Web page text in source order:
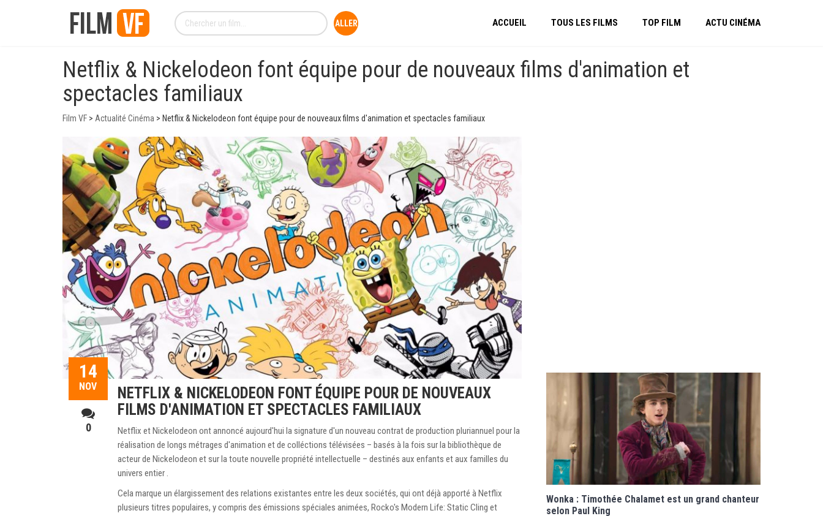
ACCUEIL TOUS LES FILMS TOP FILM ACTU CINÉMA
Netflix & Nickelodeon font équipe pour de nouveaux films d'animation et
spectacles familiaux
Film VF > Actualité Cinéma > Netflix & Nickelodeon font équipe pour de nouveaux films d'animation et spectacles familiaux
14
NOV
0
NETFLIX & NICKELODEON FONT ÉQUIPE POUR DE NOUVEAUX
FILMS D'ANIMATION ET SPECTACLES FAMILIAUX
Netflix et Nickelodeon ont annoncé aujourd'hui la signature d'un nouveau contrat de production pluriannuel pour la
réalisation de longs métrages d'animation et de colléctions télévisées – basés à la fois sur la bibliothèque de
acteur de Nickelodeon et sur la toute nouvelle propriété intellectuelle – destinés aux enfants et aux familles du
univers entier .
Cela marque un élargissement des relations existantes entre les deux sociétés, qui ont déjà apporté à Netflix
plusieurs titres populaires, y compris des émissions spéciales animées, Rocko's Modern Life: Static Cling et
Wonka : Timothée Chalamet est un grand chanteur
selon Paul King